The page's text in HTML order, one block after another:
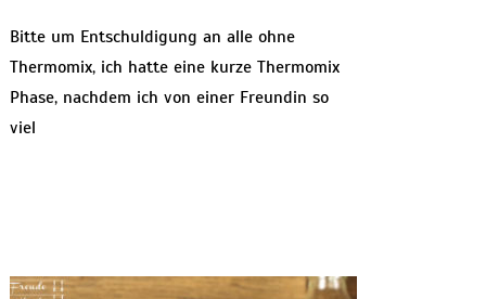
Bitte um Entschuldigung an alle ohne
Thermomix, ich hatte eine kurze Thermomix
Phase, nachdem ich von einer Freundin so
viel